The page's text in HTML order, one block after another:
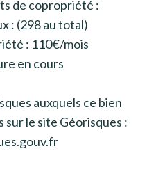
de copropriété :
: (298 au total)
: 110€/mois
en cours
auxquels ce bien
sur le site Géorisques :